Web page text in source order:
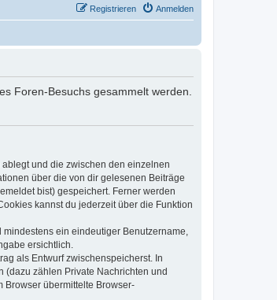
Anmelden
Registrieren
Foren-Besuchs gesammelt werden.
und die zwischen den einzelnen
über die von dir gelesenen Beiträge
bist) gespeichert. Ferner werden
kannst du jederzeit über die Funktion
ein eindeutiger Benutzername,
ersichtlich.
als Entwurf zwischenspeicherst. In
(dazu zählen Private Nachrichten und
Browser übermittelte Browser-